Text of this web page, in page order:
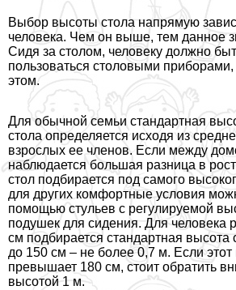
Выбор высоты стола напрямую
человека. Чем он выше, тем данное
Сидя за столом, человеку должно
пользоваться столовыми приборами,
этом.
Для обычной семьи стандартная
стола определяется исходя из
взрослых ее члeнов. Если между
наблюдается большая разница в
стол подбирается под самого
для других комфортные условия
помощью стульев с регулируемой
подушек для сидения. Для человека
см подбирается стандартная
до 150 см – не более 0,7 м. Если этот
превышает 180 см, стоит обратить
высотой 1 м.